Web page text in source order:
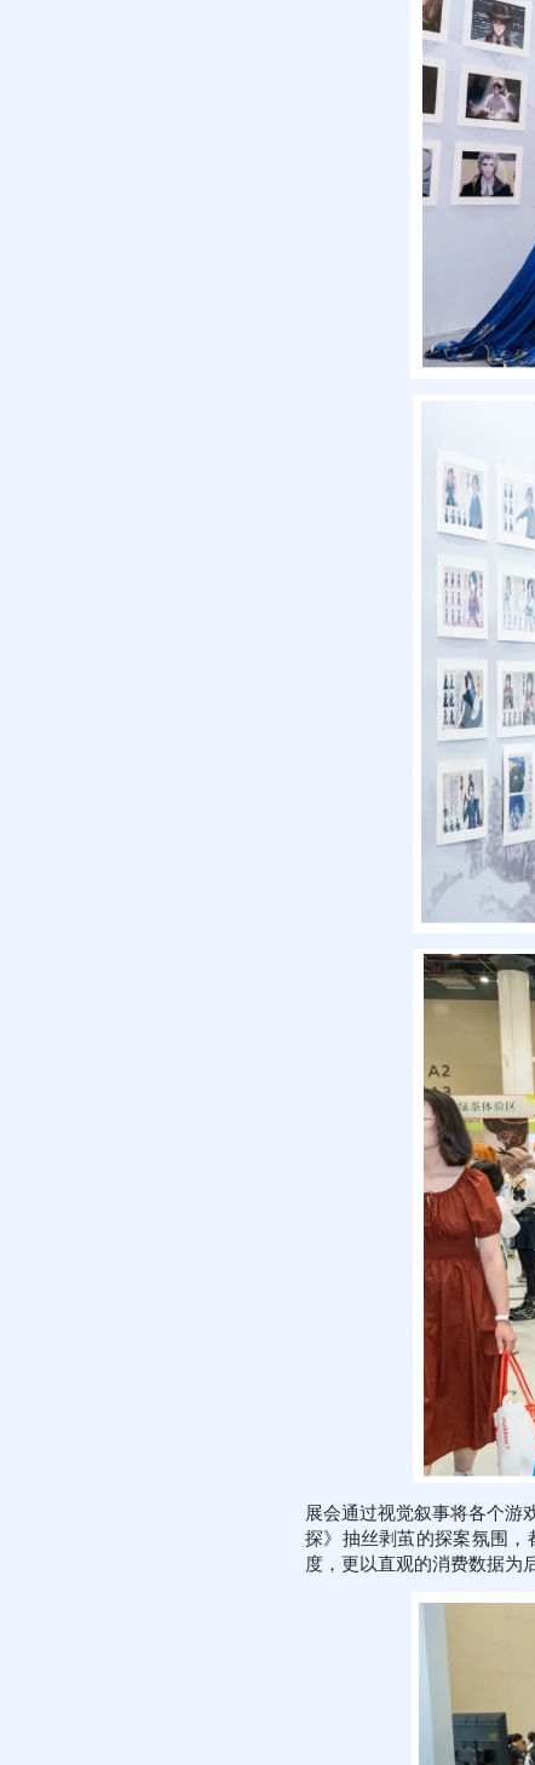
展会通过视觉叙事将各个
探》抽丝剥茧的探案氛围
度，更以直观的消费数据为